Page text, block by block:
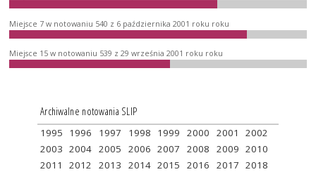
Miejsce 7 w notowaniu 540 z 6 października 2001 roku roku
Miejsce 15 w notowaniu 539 z 29 września 2001 roku roku
Archiwalne notowania SLIP
1995 1996 1997 1998 1999 2000 2001
2002
2003 2004 2005 2006 2007 2008 2009 2010
2011
2012 2013 2014 2015 2016 2017 2018